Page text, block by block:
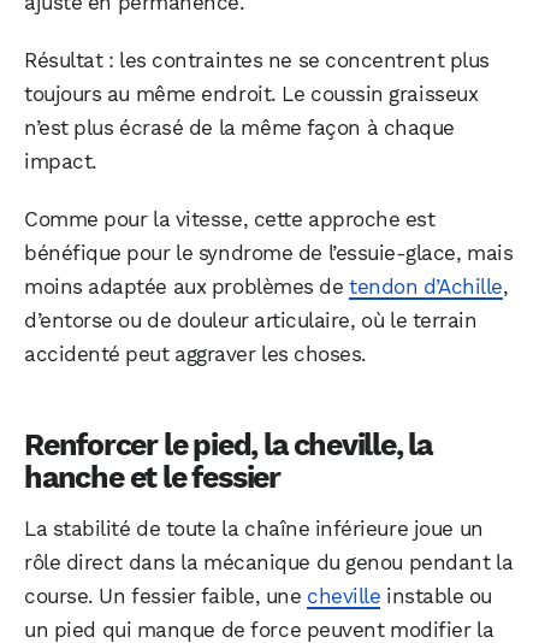
Résultat : les contraintes ne se concentrent plus
toujours au même endroit. Le coussin graisseux
n’est plus écrasé de la même façon à chaque
impact.
Comme pour la vitesse, cette approche est
bénéfique pour le syndrome de l’essuie-glace, mais
moins adaptée aux problèmes detendon d’Achille,
d’entorse ou de douleur articulaire, où le terrain
accidenté peut aggraver les choses.
Renforcer le pied, la cheville, la
hanche et le fessier
La stabilité de toute la chaîne inférieure joue un
rôle direct dans la mécanique du genou pendant la
course. Un fessier faible, une cheville instable ou
un pied qui manque de force peuvent modifier la